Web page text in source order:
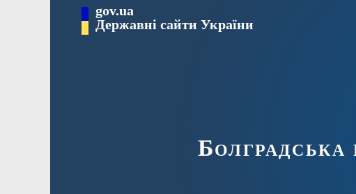
Перейти gov.ua
Державні сайти України
Болградська